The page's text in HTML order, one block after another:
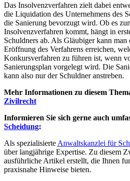
Das Insolvenzverfahren zielt dabei
die Liquidation des Unternehmens des
die Sanierung bevorzugt wird. Ob es
Insolvenzverfahren kommt, hängt in
Schuldners ab. Als Gläubiger kann
Eröffnung des Verfahrens erreichen,
Konkursverfahren zu führen ist, wenn
Sanierungsplan vorgelegt wird. Die
kann also nur der Schuldner anstreben.
Mehr Informationen zu diesem
Zivilrecht
Informieren Sie sich gerne auch
Scheidung:
Als spezialisierte Anwaltskanzlei für
über langjährige Expertise. Zu diesem
ausführliche Artikel erstellt, die Ihnen
praxisnahe Hinweise bieten.